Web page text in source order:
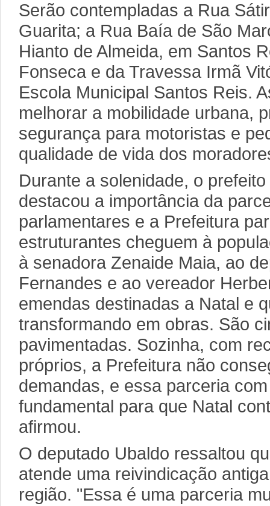
Serão contempladas a Rua
Guarita; a Rua Baía de São
Hianto de Almeida, em Santos
Fonseca e da Travessa Irmã
Escola Municipal Santos Reis.
melhorar a mobilidade urbana,
segurança para motoristas e
qualidade de vida dos
Durante a solenidade, o
destacou a importância da
parlamentares e a Prefeitura
estruturantes cheguem à
à senadora Zenaide Maia, ao
Fernandes e ao vereador
emendas destinadas a Natal e
transformando em obras. São
pavimentadas. Sozinha, com
próprios, a Prefeitura não
demandas, e essa parceria
fundamental para que Natal
afirmou.
O deputado Ubaldo ressaltou
atende uma reivindicação
região. "Essa é uma parceria